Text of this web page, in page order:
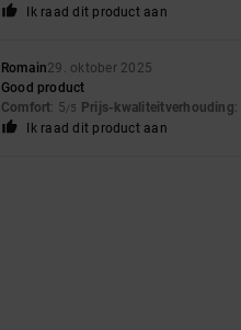
Ik raad dit product aan
Romain29. oktober 2025
Good product
Comfort: 5/5 Prijs-kwaliteitverhouding:
Ik raad dit product aan